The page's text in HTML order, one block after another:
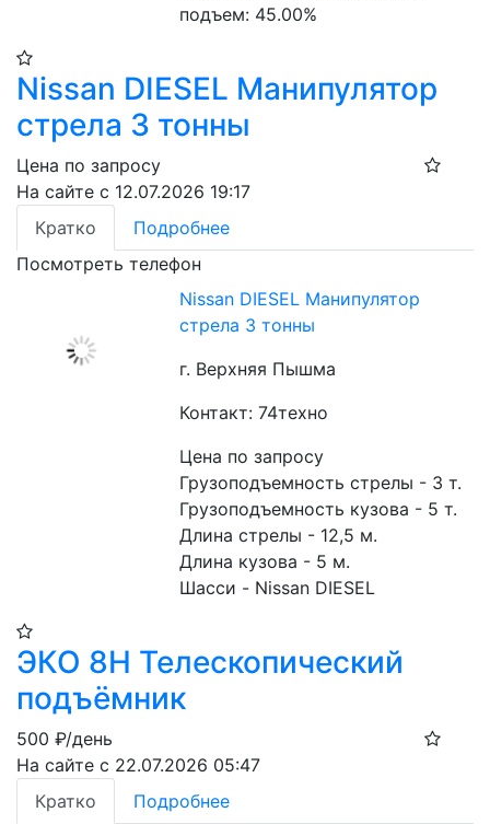
подъем: 45.00%
Nissan DIESEL Манипулятор
стрела 3 тонны
Цена по запросу
На сайте с 12.07.2026 19:17
Кратко
Подробнее
Посмотреть телефон
Nissan DIESEL Манипулятор
стрела 3 тонны
г. Верхняя Пышма
Контакт: 74техно
Цена по запросу
Грузоподъемность стрелы - 3 т.
Грузоподъемность кузова - 5 т.
Длина стрелы - 12,5 м.
Длина кузова - 5 м.
Шасси - Nissan DIESEL
ЭКО 8Н Телескопический
подъёмник
500 ₽/день
На сайте с 22.07.2026 05:47
Кратко
Подробнее